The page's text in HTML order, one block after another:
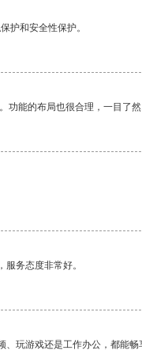
护和安全性保护。
功能的布局也很合理，一目了然
务态度非常好。
玩游戏还是工作办公，都能